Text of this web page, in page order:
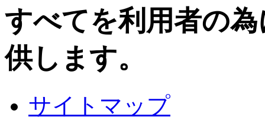
すべてを利用者の
供します。
サイトマップ